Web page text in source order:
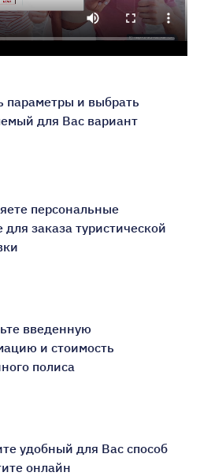
параметры и выбрать
для Вас вариант
персональные
заказа туристической
введенную
и стоимость
полиса
удобный для Вас способ
онлайн